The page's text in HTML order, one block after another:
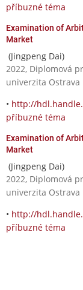
příbuzné téma
Examination of
Market
(Jingpeng Dai)
2022, Diplomová
univerzita Ostrava
• http://
příbuzné téma
Examination of
Market
(Jingpeng Dai)
2022, Diplomová
univerzita Ostrava
• http://
příbuzné téma